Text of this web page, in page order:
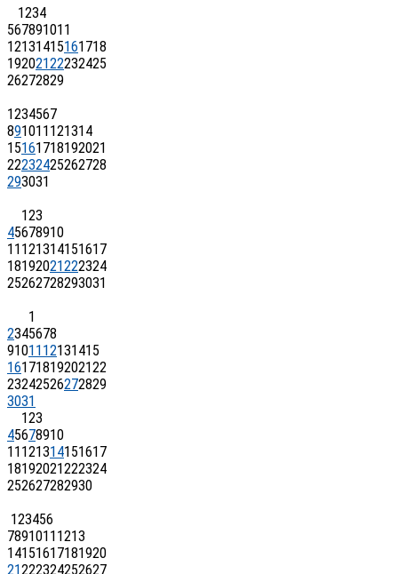
1234
567891011
12131415161718
19202122232425
26272829
1234567
891011 121314
15161718192021
22232425262728
293031
123
45678910
11 121314151617
18192021222324
25262728293031
1
2345678
91011 12131415
16171819202122
23242526272829
3031
123
45678910
11 121314151617
18192021222324
252627282930
123456
7891011 1213
14151617181920
21222324252627